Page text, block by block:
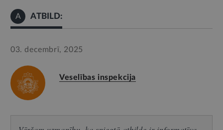
A ATBILD:
03. decembrī, 2025
Veselības inspekcija